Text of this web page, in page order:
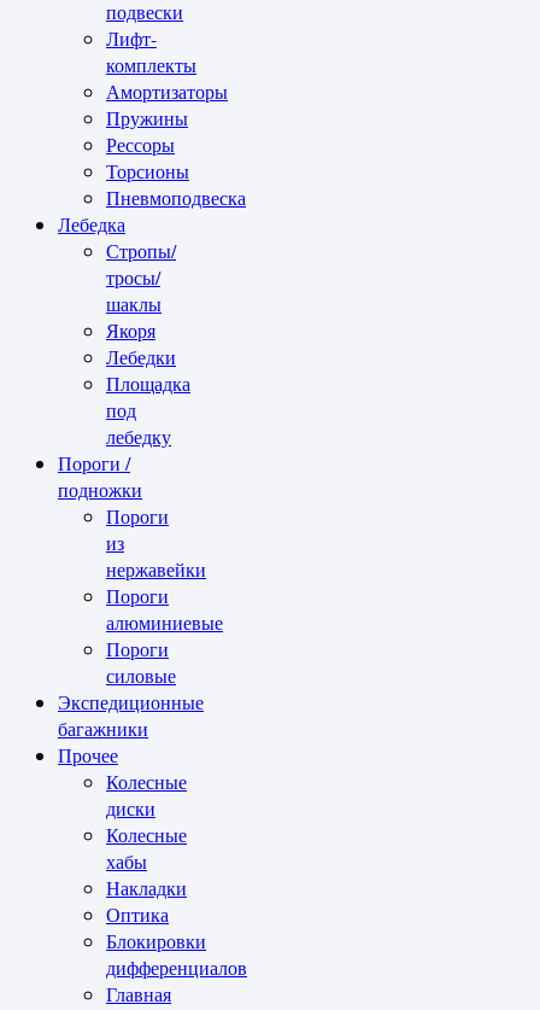
подвески
Лифт-
комплекты
Амортизаторы
Пружины
Рессоры
Торсионы
Пневмоподвеска
Лебедка
Стропы/
тросы/
шаклы
Якоря
Лебедки
Площадка
под
лебедку
Пороги /
подножки
Пороги
из
нержавейки
Пороги
алюминиевые
Пороги
силовые
Экспедиционные
багажники
Прочее
Колесные
диски
Колесные
хабы
Накладки
Оптика
Блокировки
дифференциалов
Главная